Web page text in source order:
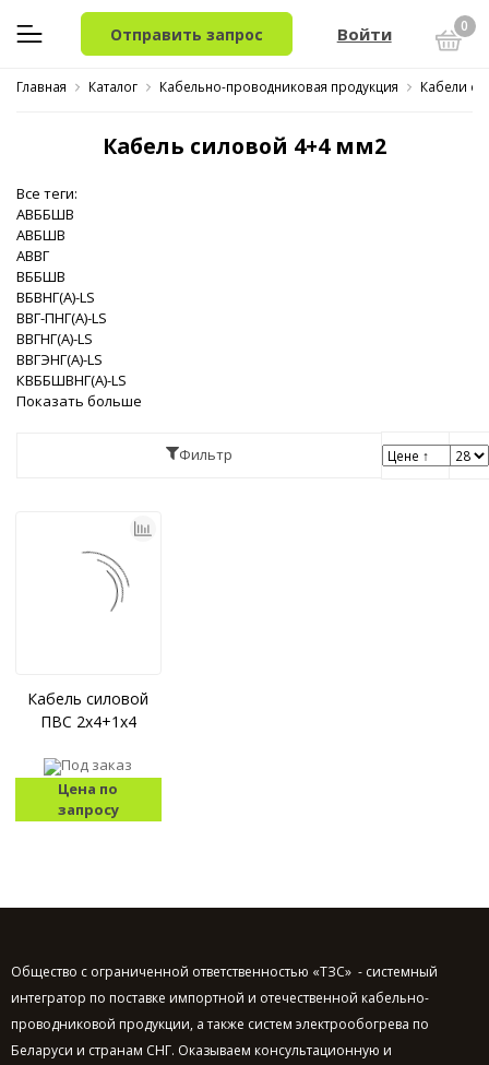
Отправить запрос Войти 0
Главная Каталог Кабельно-проводниковая продукция Кабели
Кабель силовой 4+4 мм2
Все теги:
АВББШВ
АВБШВ
АВВГ
ВББШВ
ВБВНГ(A)-LS
ВВГ-ПНГ(A)-LS
ВВГНГ(A)-LS
ВВГЭНГ(A)-LS
КВББШВНГ(A)-LS
Показать больше
Фильтр
Кабель силовой
ПВС 2x4+1x4
Под заказ
Цена по
запросу
Общество с ограниченной ответственностью «ТЗС» - системный
интегратор по поставке импортной и отечественной кабельно-
проводниковой продукции, а также систем электрообогрева по
Беларуси и странам СНГ. Оказываем консультационную и